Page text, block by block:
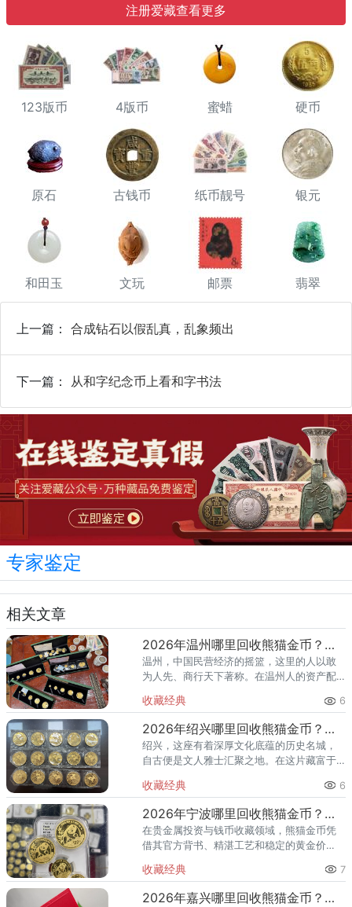
注册爱藏查看更多
123版币 4版币 蜜蜡 硬币
原石 古钱币 纸币靓号 银元
和田玉 文玩 邮票 翡翠
上一篇： 合成钻石以假乱真，乱象频出
下一篇： 从和字纪念币上看和字书法
专家鉴定
相关文章
2026年温州哪里回收熊猫金币？收购金银币机构渠道推荐
温州，中国民营经济的摇篮，这里的人以敢
为人先、商行天下著称。在温州人的资产配
置，熊猫金币更是凭借其国家信用背书、精
美的熊猫图案设计以及跟随金价稳
收藏经典 6
2026年绍兴哪里回收熊猫金币？收购金银币机构渠道推荐
绍兴，这座有着深厚文化底蕴的历史名城，
自古便是文人雅士汇聚之地。在这片藏富于
础。特别是熊猫金币——作为中国贵金属纪
念币的“第一品牌”，兼具黄金硬
收藏经典 6
2026年宁波哪里回收熊猫金币？收购金银币机构渠道推荐
在贵金属投资与钱币收藏领域，熊猫金币凭
借其官方背书、精湛工艺和稳定的黄金价
随着国际金价持续高位震荡，宁波地区越来
越多的藏家和投资者开始关
收藏经典 7
2026年嘉兴哪里回收熊猫金币？收购金银币机构渠道推荐